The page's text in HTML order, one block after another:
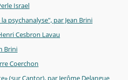
Israel
psychanalyse", par Jean Brini
Cesbron Lavau
Brini
Coerchon
(sur Cantor), par Jerôme Delangue